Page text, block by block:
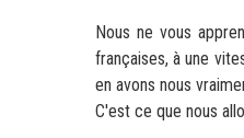
Nous ne vous
françaises, à une
en avons nous
C'est ce que nous